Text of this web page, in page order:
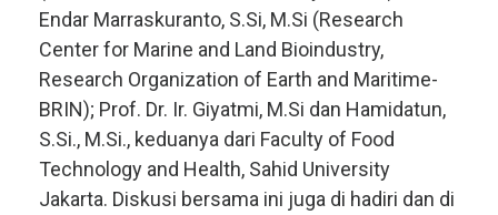
Endar Marraskuranto, S.Si, M.Si (Research
Center for Marine and Land Bioindustry,
Research Organization of Earth and Maritime-
BRIN); Prof. Dr. Ir. Giyatmi, M.Si dan Hamidatun,
S.Si., M.Si., keduanya dari Faculty of Food
Technology and Health, Sahid University
Jakarta. Diskusi bersama ini juga di hadiri dan di